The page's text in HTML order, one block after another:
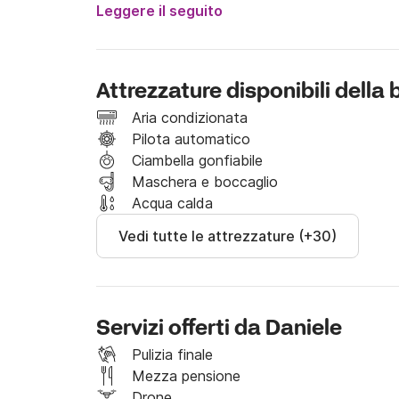
La barca esternamente dispone di un ampio
A poppa é presente anche una comoda
E' possibile usufruire di bevande e snack,
divertirvi.
Nel prezzo non è incluso il costo del
Partendo dalla nostra base potremmo fare
Capri e anche costeggiare la meravigliosa
Scrivetemi su Click&Boat per avere maggiori
Leggere il seguito
Attrezzature disponibili della
Aria condizionata
Pilota automatico
Ciambella gonfiabile
Maschera e boccaglio
Acqua calda
Vedi tutte le attrezzature (+30)
Servizi offerti da Daniele
Pulizia finale
Mezza pensione